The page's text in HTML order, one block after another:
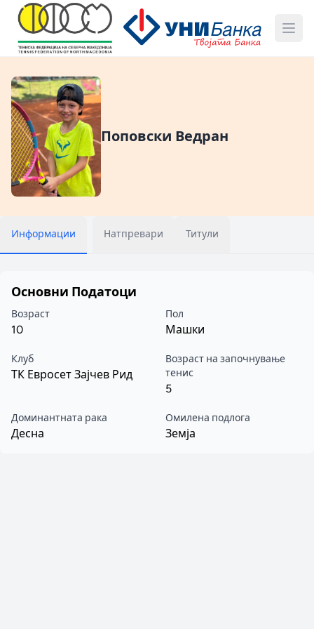
Поповски Ведран
Информации Натпревари Титули
Основни Податоци
Возраст
10
Пол
Машки
Клуб
ТК Евросет Зајчев Рид
Возраст на започнување
тенис
5
Доминантната рака
Десна
Омилена подлога
Земја